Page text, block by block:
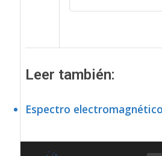
Leer también:
Espectro